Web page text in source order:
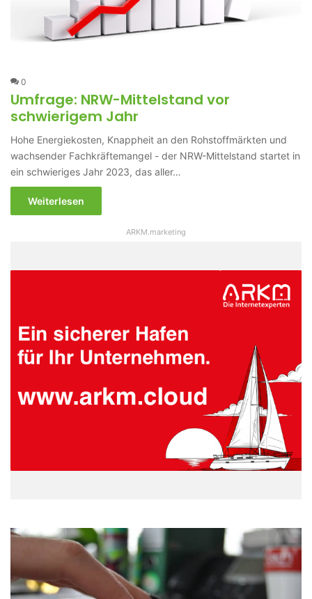
0
Umfrage: NRW-Mittelstand vor
schwierigem Jahr
Hohe Energiekosten, Knappheit an den Rohstoffmärkten und
wachsender Fachkräftemangel - der NRW-Mittelstand startet in
ein schwieriges Jahr 2023, das aller…
Weiterlesen
ARKM.marketing